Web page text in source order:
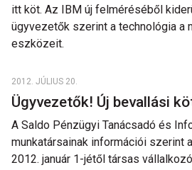
itt köt. Az IBM új felméréséből
ügyvezetők szerint a technológia a
eszközeit.
2012. JÚLIUS 20.
Ügyvezetők! Új bevallási
A Saldo Pénzügyi Tanácsadó és
munkatársainak információi szerint
2012. január 1-jétől társas